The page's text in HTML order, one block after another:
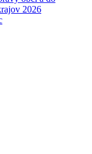
2026